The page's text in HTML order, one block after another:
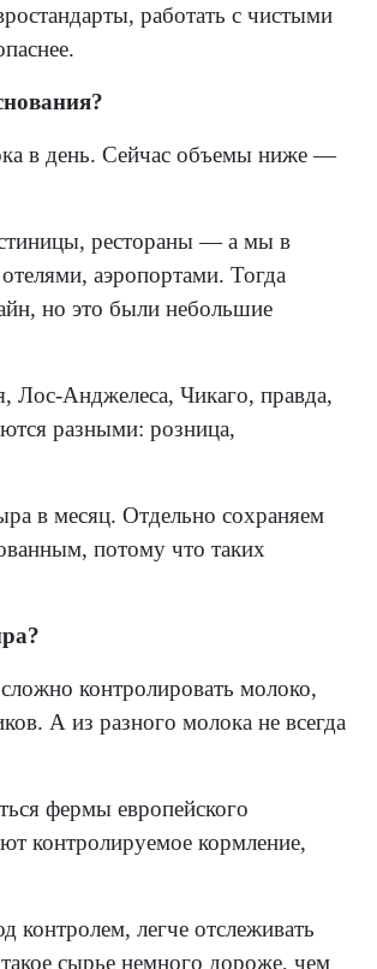
работать с чистыми
в день. Сейчас объемы ниже —
рестораны — а мы в
аэропортами. Тогда
но это были небольшие
Лос-Анджелеса, Чикаго, правда,
разными: розница,
в месяц. Отдельно сохраняем
потому что таких
контролировать молоко,
А из разного молока не всегда
фермы европейского
контролируемое кормление,
контролем, легче отслеживать
сырье немного дороже, чем